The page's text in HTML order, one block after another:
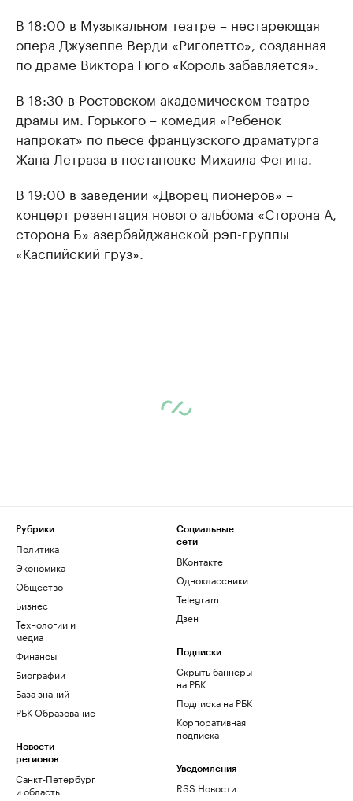
В 18:00 в Музыкальном театре – нестареющая
опера Джузеппе Верди «Риголетто», созданная
по драме Виктора Гюго «Король забавляется».
В 18:30 в Ростовском академическом театре
драмы им. Горького – комедия «Ребенок
напрокат» по пьесе французского драматурга
Жана Летраза в постановке Михаила Фегина.
В 19:00 в заведении «Дворец пионеров» –
концерт резентация нового альбома «Сторона А,
сторона Б» азербайджанской рэп-группы
«Каспийский груз».
Рубрики
Политика
Экономика
Общество
Бизнес
Технологии и
медиа
Финансы
Биографии
База знаний
РБК Образование
Новости
регионов
Санкт-Петербург
и область
Социальные
сети
ВКонтакте
Одноклассники
Telegram
Дзен
Подписки
Скрыть баннеры
на РБК
Подписка на РБК
Корпоративная
подписка
Уведомления
RSS Новости